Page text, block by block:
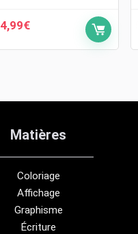
4,99€
Matières
Coloriage
Affichage
Graphisme
Écriture